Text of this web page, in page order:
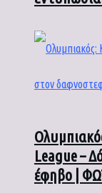
League –
έφηβο |